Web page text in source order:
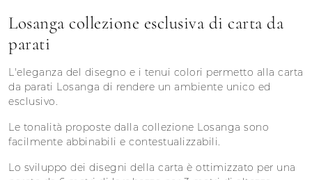
Losanga collezione esclusiva di carta da
parati
L'eleganza del disegno e i tenui colori permetto alla carta
da parati Losanga di rendere un ambiente unico ed
esclusivo.
Le tonalità proposte dalla collezione Losanga sono
facilmente abbinabili e contestualizzabili.
Lo sviluppo dei disegni della carta è ottimizzato per una